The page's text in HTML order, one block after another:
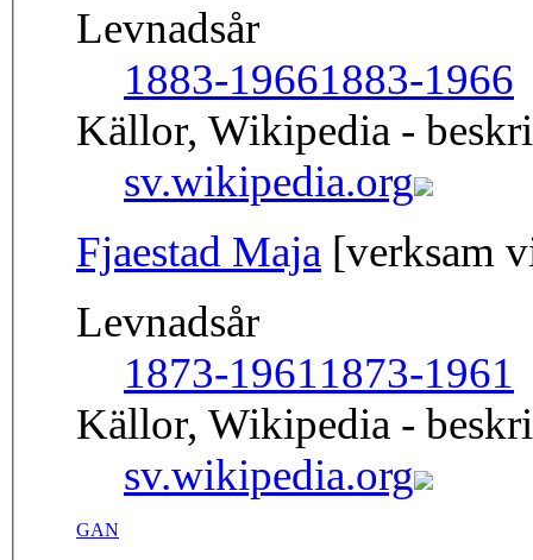
Levnadsår
1883-19661883-1966
Källor, Wikipedia -
sv.wikipedia.org
Fjaestad Maja [verksam
Levnadsår
1873-19611873-1961
Källor, Wikipedia -
sv.wikipedia.org
GAN